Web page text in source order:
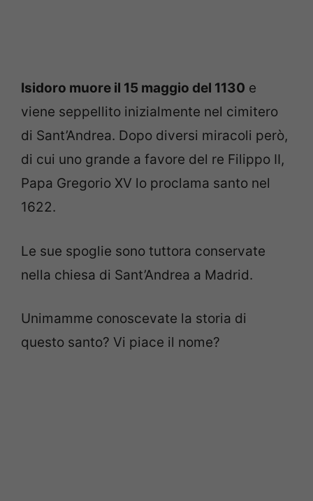
Isidoro muore il 15 maggio del 1130 e
viene seppellito inizialmente nel cimitero
di Sant’Andrea. Dopo diversi miracoli però,
di cui uno grande a favore del re Filippo II,
Papa Gregorio XV lo proclama santo nel
1622.
Le sue spoglie sono tuttora conservate
nella chiesa di Sant’Andrea a Madrid.
Unimamme conoscevate la storia di
questo santo? Vi piace il nome?